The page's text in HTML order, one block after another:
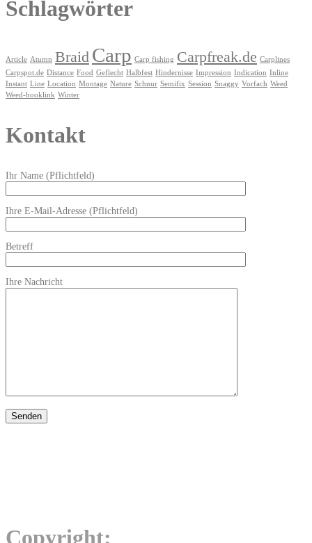
Schlagwörter
Article Atumn Braid Carp Carp fishing Carpfreak.de Carplines
Carpspot.de Distance Food Geflecht Halbfest Hindernisse Impression Indication Inline
Instant Line Location Montage Nature Schnur Semifix Session Snaggy Vorfach Weed
Weed-hooklink Winter
Kontakt
Ihr Name (Pflichtfeld)
Ihre E-Mail-Adresse (Pflichtfeld)
Betreff
Ihre Nachricht
Copyright: